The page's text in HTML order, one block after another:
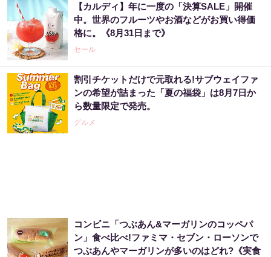
「2027年の宝くじ当選者は〇〇です」占い師
が暴露
PR（合同会社デジタルファーム ）
宝くじが当たる人にだけ共通する“ある特
徴”とは？
PR（合同会社デジタルファーム ）
「宝くじ、運じゃなかった」当たる人は“同じ
こと”してる
【カルディ】年に一度の「決算SALE」開催
中。世界のフルーツやお酒などがお買い得価
格に。《8月31日まで》
セール
割引チケットだけで元取れる!サブウェイファ
ンの希望が詰まった「夏の福袋」は8月7日か
ら数量限定で発売。
グルメ
コンビニ「つぶあん&マーガリンのコッペパ
ン」食べ比べ!ファミマ・セブン・ローソンで
つぶあんやマーガリンが多いのはどれ?《実食